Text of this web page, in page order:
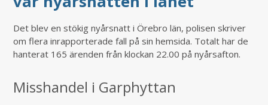
Det blev en stökig nyårsnatt i Örebro län, polisen skriver
om flera inrapporterade fall på sin hemsida. Totalt har de
hanterat 165 ärenden från klockan 22.00 på nyårsafton.
Misshandel i Garphyttan